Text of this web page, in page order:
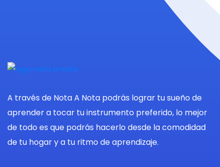
A través de Nota A Nota podrás lograr tu sueño de
aprender a tocar tu instrumento preferido, lo mejor
de todo es que podrás hacerlo desde la comodidad
de tu hogar y a tu ritmo de aprendizaje.